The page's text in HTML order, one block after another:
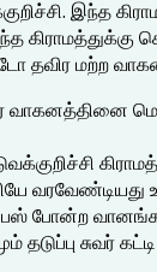
இந்த
தவிர மற்ற
போன்ற
சுவர்